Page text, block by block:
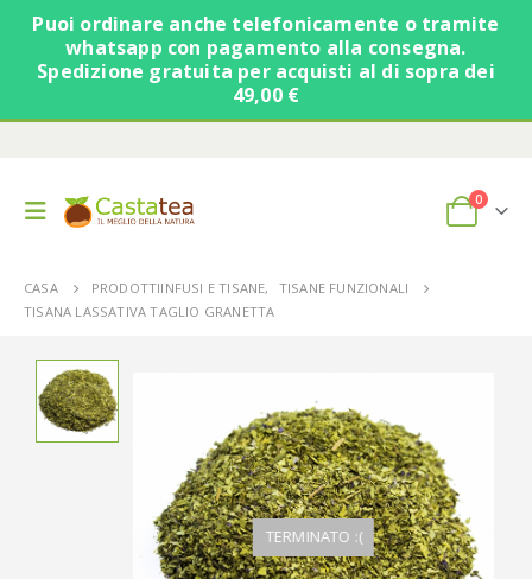
Puoi ordinare anche telefonicamente o tramite
whatsapp con pagamento alla consegna.
Spedizione gratuita per acquisti al di sopra dei
49,00 €
0
CASA PRODOTTIINFUSI E TISANE,
TISANE FUNZIONALI
TISANA LASSATIVA TAGLIO GRANETTA
TERMINATO :(